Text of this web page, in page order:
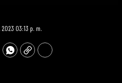
2023 03:13 p. m.
WhatsApp
Copy Print